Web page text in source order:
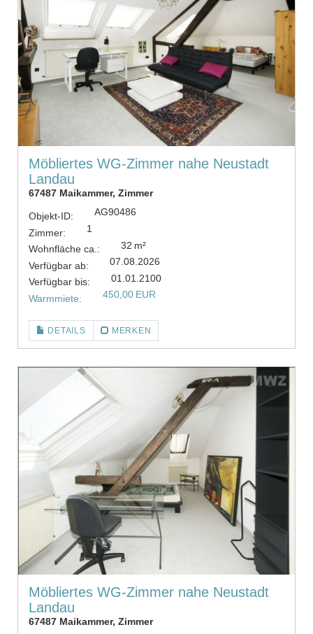
Möbliertes WG-Zimmer nahe Neustadt
Landau
67487 Maikammer, Zimmer
Objekt-ID:
AG90486
Zimmer:
1
Wohnfläche ca.:
32 m²
Verfügbar ab:
07.08.2026
Verfügbar bis:
01.01.2100
Warmmiete:
450,00 EUR
DETAILS MERKEN
Möbliertes WG-Zimmer nahe Neustadt
Landau
67487 Maikammer, Zimmer